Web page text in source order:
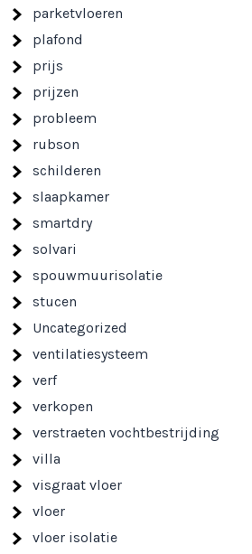
parketvloeren
plafond
prijs
prijzen
probleem
rubson
schilderen
slaapkamer
smartdry
solvari
spouwmuurisolatie
stucen
Uncategorized
ventilatiesysteem
verf
verkopen
verstraeten vochtbestrijding
villa
visgraat vloer
vloer
vloer isolatie